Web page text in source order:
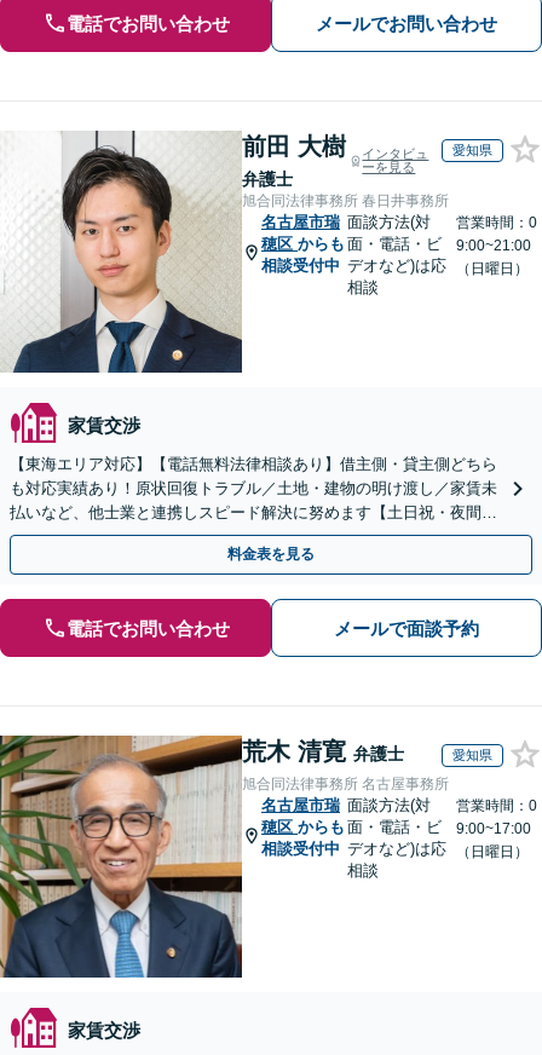
電話でお問い合わせ メールでお問い合わせ
前田 大樹
弁護士
インタビュ
ーを見る
愛知県
旭合同法律事務所 春日井事務所
名古屋市瑞
穂区 からも
相談受付中
面談方法(対
面・電話・ビ
デオなど)は応
相談
営業時間：0
9:00~21:00
（日曜日）
家賃交渉
【東海エリア対応】【電話無料法律相談あり】借主側・貸主側どちら
も対応実績あり！原状回復トラブル／土地・建物の明け渡し／家賃未
払いなど、他士業と連携しスピード解決に努めます【土日祝・夜間対
応】【オンライン面談可】【完全個室】
料金表を見る
電話でお問い合わせ メールで面談予約
荒木 清寛 弁護士 愛知県
旭合同法律事務所 名古屋事務所
名古屋市瑞
穂区 からも
相談受付中
面談方法(対
面・電話・ビ
デオなど)は応
相談
営業時間：0
9:00~17:00
（日曜日）
家賃交渉